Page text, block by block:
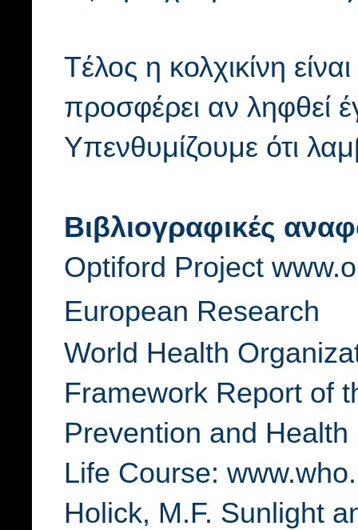
Tέλος η κολχικίνη
προσφέρει αν ληφθεί
Υπενθυμίζουμε ότι
Βιβλιογραφικές
Optiford Project
European Research
World Health
Framework Report of
Prevention and
Life Course:
Holick, M.F. Sunlight